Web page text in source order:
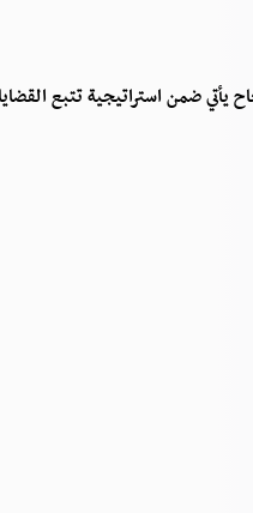
يأتي ضمن استراتيجية تتبع